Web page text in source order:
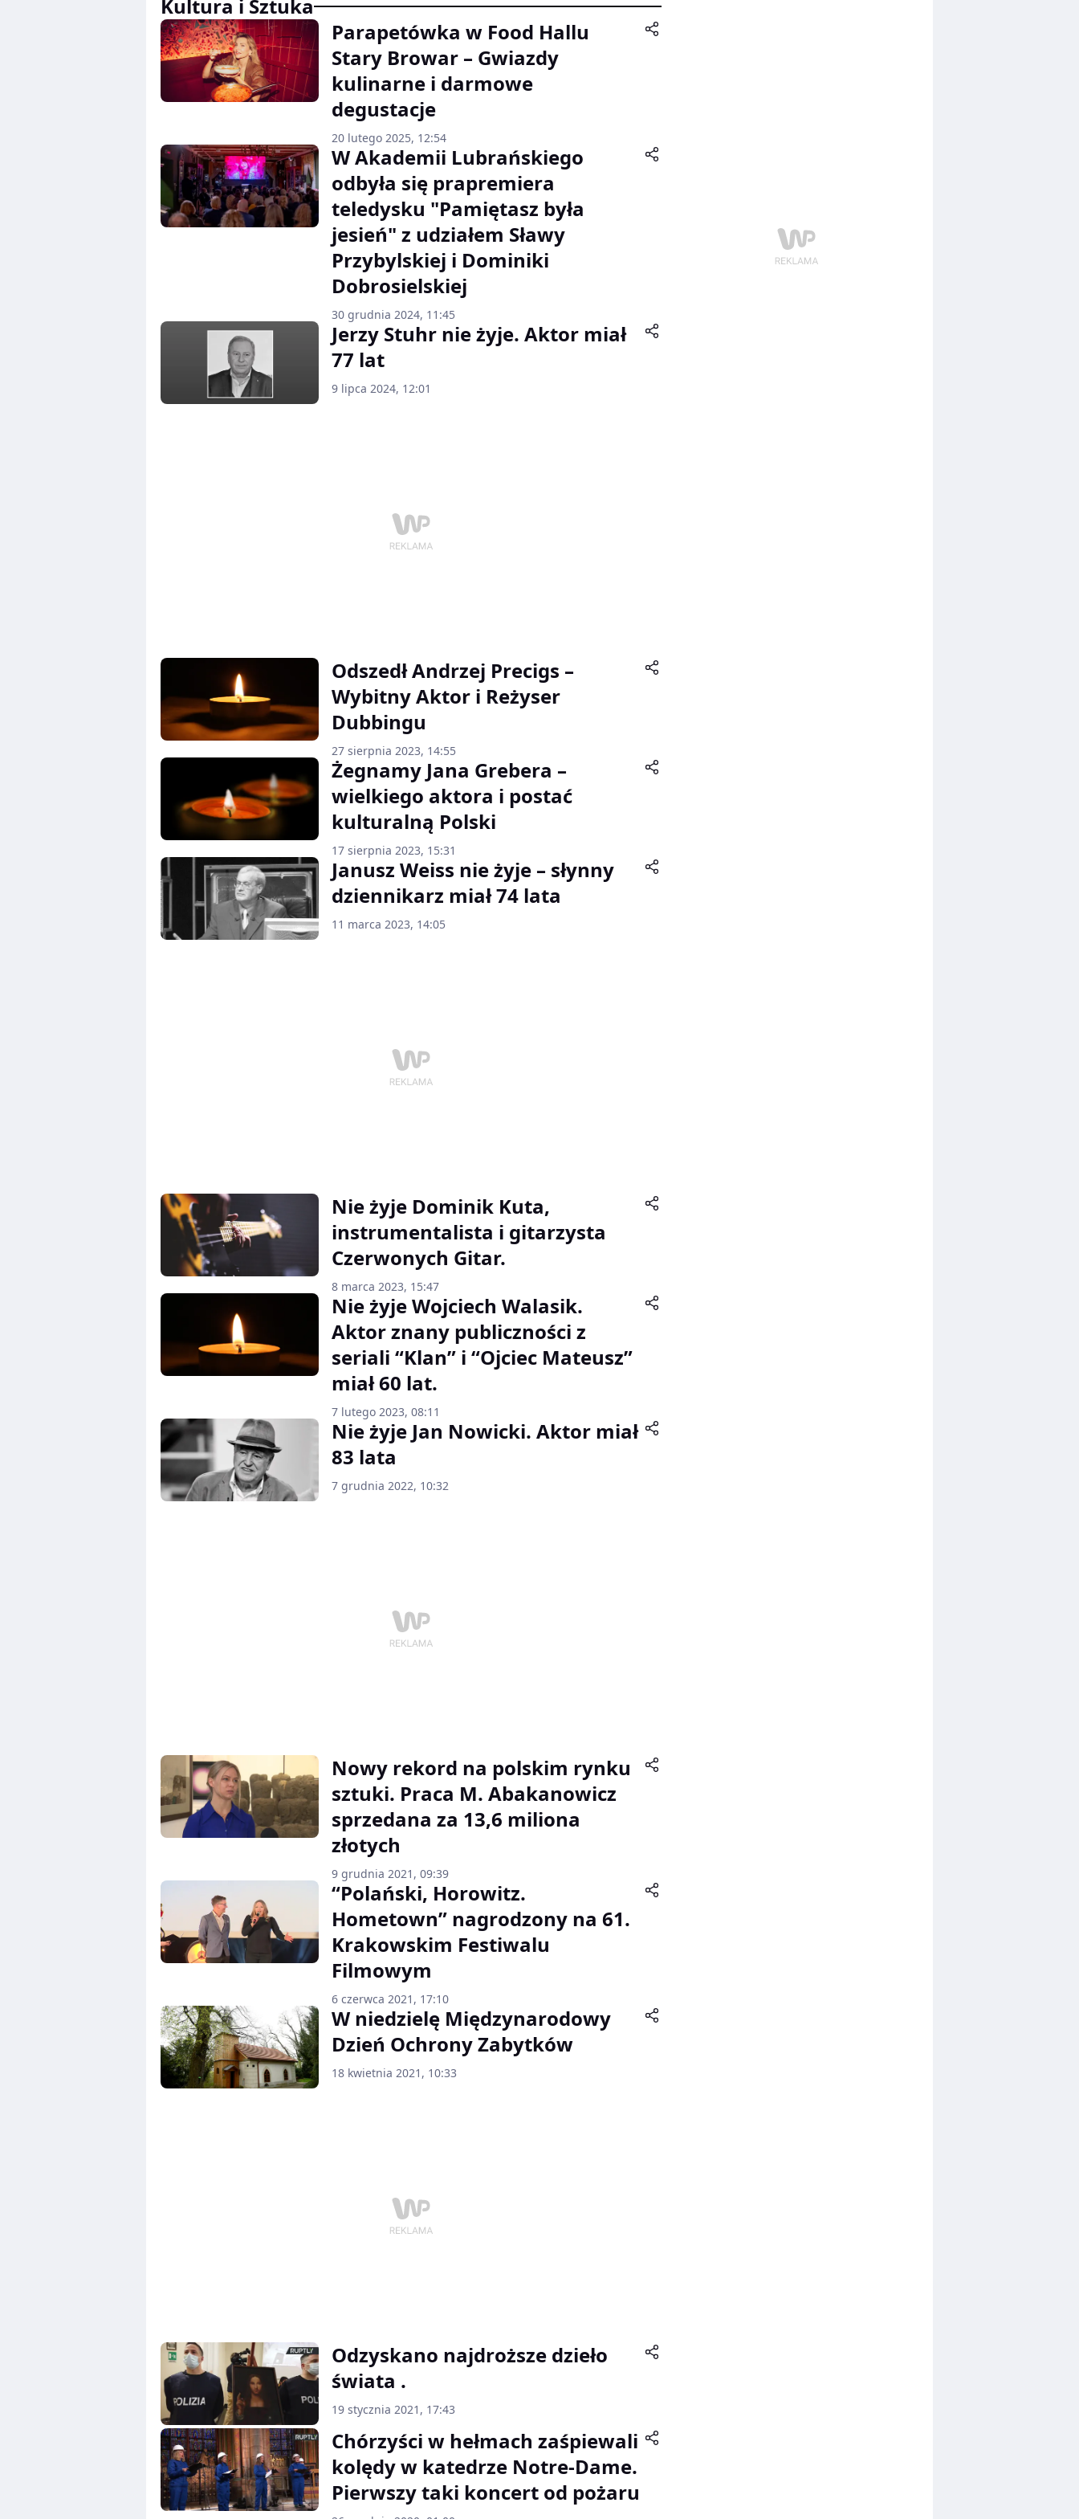
Kultura i Sztuka
Parapetówka w Food Hallu
Stary Browar – Gwiazdy
kulinarne i darmowe
degustacje
20 lutego 2025, 12:54
W Akademii Lubrańskiego
odbyła się prapremiera
teledysku "Pamiętasz była
jesień" z udziałem Sławy
Przybylskiej i Dominiki
Dobrosielskiej
30 grudnia 2024, 11:45
Jerzy Stuhr nie żyje. Aktor miał
77 lat
9 lipca 2024, 12:01
Odszedł Andrzej Precigs –
Wybitny Aktor i Reżyser
Dubbingu
27 sierpnia 2023, 14:55
Żegnamy Jana Grebera –
wielkiego aktora i postać
kulturalną Polski
17 sierpnia 2023, 15:31
Janusz Weiss nie żyje – słynny
dziennikarz miał 74 lata
11 marca 2023, 14:05
Nie żyje Dominik Kuta,
instrumentalista i gitarzysta
Czerwonych Gitar.
8 marca 2023, 15:47
Nie żyje Wojciech Walasik.
Aktor znany publiczności z
seriali “Klan” i “Ojciec Mateusz”
miał 60 lat.
7 lutego 2023, 08:11
Nie żyje Jan Nowicki. Aktor miał
83 lata
7 grudnia 2022, 10:32
Nowy rekord na polskim rynku
sztuki. Praca M. Abakanowicz
sprzedana za 13,6 miliona
złotych
9 grudnia 2021, 09:39
“Polański, Horowitz.
Hometown” nagrodzony na 61.
Krakowskim Festiwalu
Filmowym
6 czerwca 2021, 17:10
W niedzielę Międzynarodowy
Dzień Ochrony Zabytków
18 kwietnia 2021, 10:33
Odzyskano najdroższe dzieło
świata .
19 stycznia 2021, 17:43
Chórzyści w hełmach zaśpiewali
kolędy w katedrze Notre-Dame.
Pierwszy taki koncert od pożaru